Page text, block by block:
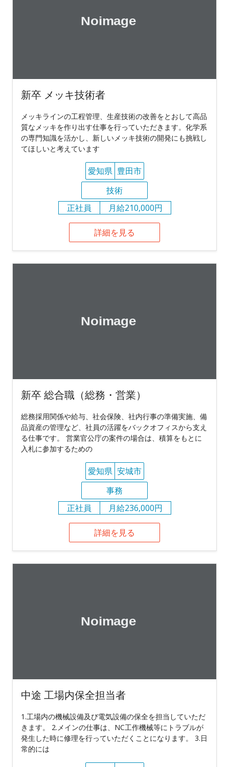
新卒 メッキ技術者
メッキラインの工程管理、生産技術の改善をとおして高品
質なメッキを作り出す仕事を行っていただきます。化学系
の専門知識を活かし、新しいメッキ技術の開発にも挑戦し
てほしいと考えています
愛知県 豊田市
技術
正社員
月給210,000円
詳細を見る
新卒 総合職（総務・営業）
総務採用関係や給与、社会保険、社内行事の準備実施、備
品資産の管理など、社員の活躍をバックオフィスから支え
る仕事です。 営業官公庁の案件の場合は、積算をもとに
入札に参加するための
愛知県 安城市
事務
正社員
月給236,000円
詳細を見る
中途 工場内保全担当者
1.工場内の機械設備及び電気設備の保全を担当していただ
きます。 2.メインの仕事は、NC工作機械等にトラブルが
発生した時に修理を行っていただくことになります。 3.日
常的には